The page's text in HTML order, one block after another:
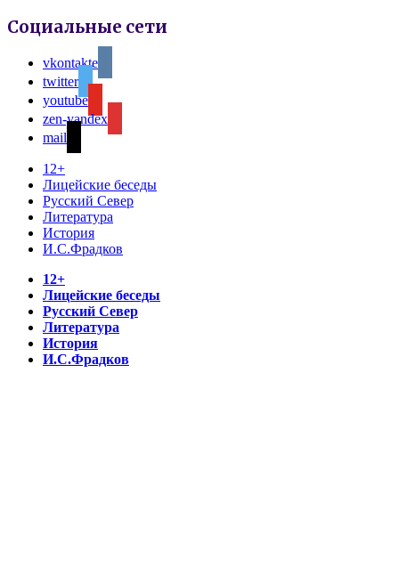
Социальные сети
vkontakte
twitter
youtube
zen-yandex
mail
12+
Лицейские беседы
Русский Север
Литература
История
И.С.Фрадков
12+
Лицейские беседы
Русский Север
Литература
История
И.С.Фрадков